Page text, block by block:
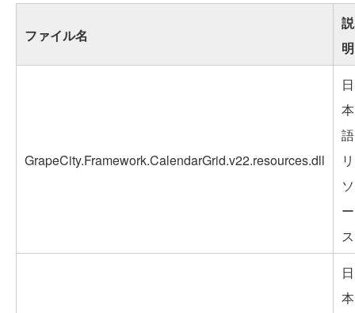
ファイル名
説
明
GrapeCity.Framework.CalendarGrid.v22.resources.dll
日
本
語
リ
ソ
ー
ス
日
本